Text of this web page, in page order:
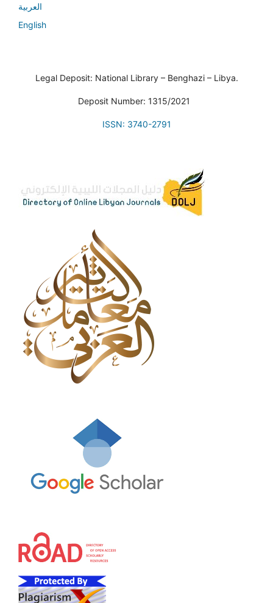
العربية
English
Legal Deposit: National Library – Benghazi – Libya.
Deposit Number: 1315/2021
ISSN: 3740-2791